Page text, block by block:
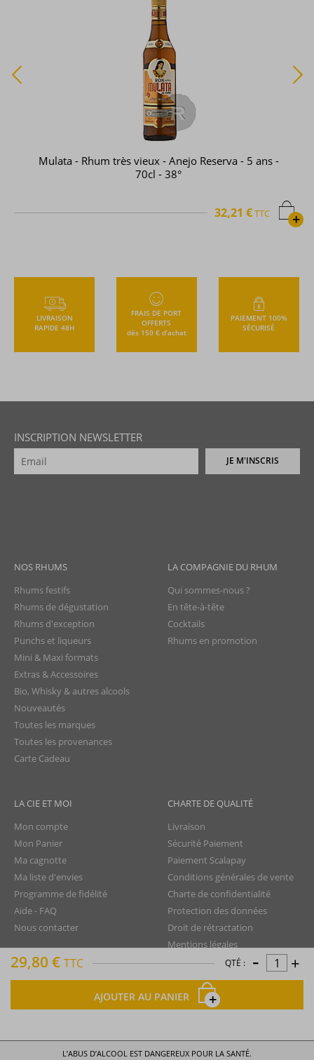
29,80 € TTC QTÉ : - +
AJOUTER AU PANIER
Mulata - Rhum très vieux - Anejo Reserva - 5 ans -
70cl - 38°
+
32,21 €TTC
LIVRAISON
RAPIDE 48H
FRAIS DE PORT
OFFERTS
dès 150 € d’achat
PAIEMENT 100%
SÉCURISÉ
INSCRIPTION NEWSLETTER
JE M'INSCRIS
NOS RHUMS
Rhums festifs
Rhums de dégustation
Rhums d'exception
Punchs et liqueurs
Mini & Maxi formats
Extras & Accessoires
Bio, Whisky & autres alcools
Nouveautés
Toutes les marques
Toutes les provenances
Carte Cadeau
LA COMPAGNIE DU RHUM
Qui sommes-nous ?
En tête-à-tête
Cocktails
Rhums en promotion
LA CIE ET MOI
Mon compte
Mon Panier
Ma cagnotte
Ma liste d'envies
Programme de fidélité
Aide - FAQ
Nous contacter
CHARTE DE QUALITÉ
Livraison
Sécurité Paiement
Paiement Scalapay
Conditions générales de vente
Charte de confidentialité
Protection des données
Droit de rétractation
Mentions légales
Plan du site
L’ABUS D’ALCOOL EST DANGEREUX POUR LA SANTÉ.